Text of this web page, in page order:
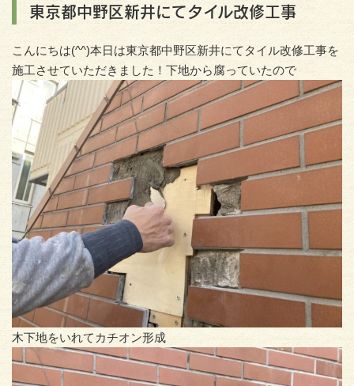
東京都中野区新井にてタイル改修工事
こんにちは(^^)本日は東京都中野区新井にてタイル改修工事を
施工させていただきました！下地から腐っていたので
木下地をいれてカチオン形成